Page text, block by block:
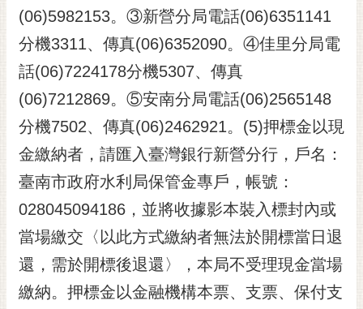
(06)5982153。③新營分局電話(06)6351141
分機3311、傳真(06)6352090。④佳里分局電
話(06)7224178分機5307、傳真
(06)7212869。⑤安南分局電話(06)2565148
分機7502、傳真(06)2462921。(5)押標金以現
金繳納者，請匯入臺灣銀行新營分行，戶名：
臺南市政府水利局保管金專戶，帳號：
028045094186，並將收據影本裝入標封內或
當場繳交〈以此方式繳納者無法於開標當日退
還，需於開標後退還〉，本局不受理現金當場
繳納。押標金以金融機構本票、支票、保付支